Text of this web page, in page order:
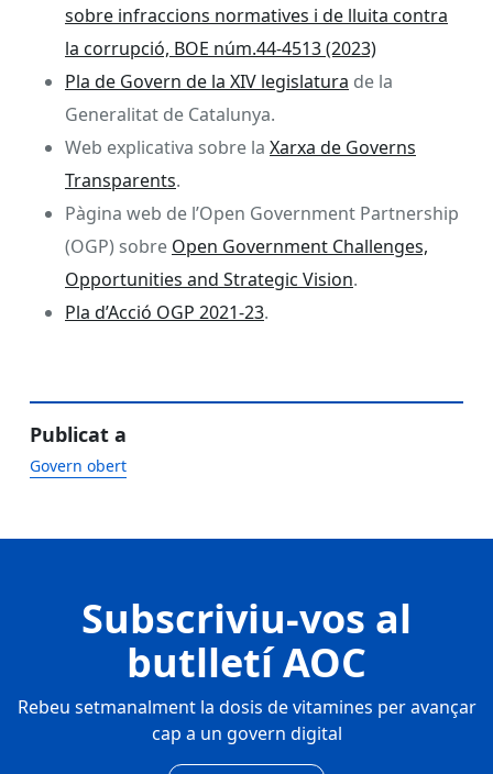
sobre infraccions normatives i de lluita contra
la corrupció, BOE núm.44-4513 (2023)
Pla de Govern de la XIV legislatura de la
Generalitat de Catalunya.
Web explicativa sobre la Xarxa de Governs
Transparents.
Pàgina web de l’Open Government Partnership
(OGP) sobre Open Government Challenges,
Opportunities and Strategic Vision.
Pla d’Acció OGP 2021-23.
Publicat a
Govern obert
Subscriviu-vos al
butlletí AOC
Rebeu setmanalment la dosis de vitamines per avançar
cap a un govern digital